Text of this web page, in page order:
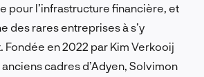
pour l’infrastructure financière, et
des rares entreprises à s’y
Fondée en 2022 par Kim Verkooij
cadres d’Adyen, Solvimon